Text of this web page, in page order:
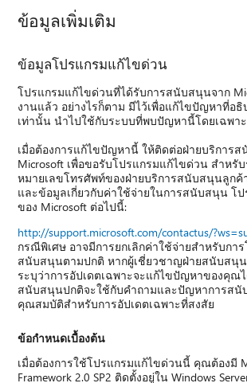
ข้อมูลเพิ่มเติม
ข้อมูลโปรแกรมแก้ไขด่วน
โปรแกรมแก้ไขด่วนที่ได้รับการสนับสนุนจาก
งานแล้ว อย่างไรก็ตาม มีไว้เพื่อแก้ไขปัญหาที่อ
เท่านั้น นําไปใช้กับระบบที่พบปัญหานี้โดยเฉพา
เมื่อต้องการแก้ไขปัญหานี้ ให้ติดต่อฝ่ายบริการ
Microsoft เพื่อขอรับโปรแกรมแก้ไขด่วน สําหรั
หมายเลขโทรศัพท์ของฝ่ายบริการสนับสนุนลูกค้
และข้อมูลเกี่ยวกับค่าใช้จ่ายในการสนับสนุน โป
ของ Microsoft ต่อไปนี้:
http://support.microsoft.com/contactus/
กรณีพิเศษ อาจมีการยกเลิกค่าใช้จ่ายสําหรับกา
สนับสนุนตามปกติ หากผู้เชี่ยวชาญฝ่ายสนับสนุน
ระบุว่าการอัปเดตเฉพาะจะแก้ไขปัญหาของคุณ
สนับสนุนปกติจะใช้กับคําถามและปัญหาการสนั
คุณสมบัติสําหรับการอัปเดตเฉพาะที่สงสัย
ข้อกำหนดเบื้องต้น
เมื่อต้องการใช้โปรแกรมแก้ไขด่วนนี้ คุณต้องมี
Framework 2.0 SP2 ติดตั้งอยู่ใน Windows